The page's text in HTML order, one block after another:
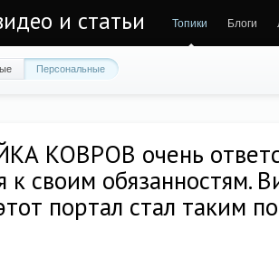
и статьи Топики Блоги
Персональные
КОВРОВ очень
к своим обязанностям.
портал стал таким